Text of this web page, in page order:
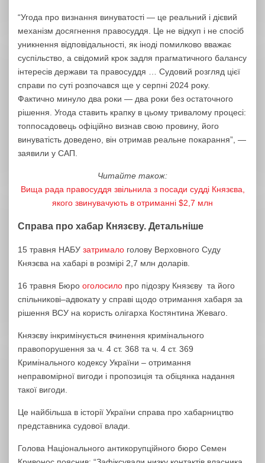
“Угода про визнання винуватості — це реальний і дієвий
механізм досягнення правосуддя. Це не відкуп і не спосіб
уникнення відповідальності, як іноді помилково вважає
суспільство, а свідомий крок задля прагматичного балансу
інтересів держави та правосуддя … Судовий розгляд цієї
справи по суті розпочався ще у серпні 2024 року.
Фактично минуло два роки — два роки без остаточного
рішення. Угода ставить крапку в цьому тривалому процесі:
топпосадовець офіційно визнав свою провину, його
винуватість доведено, він отримав реальне покарання”, —
заявили у САП.
Читайте також:
Вища рада правосуддя звільнила з посади судді Князєва,
якого звинувачують в отриманні $2,7 млн
Справа про хабар Князєву. Детальніше
15 травня НАБУ затримало голову Верховного Суду
Князєва на хабарі в розмірі 2,7 млн доларів.
16 травня Бюро оголосило про підозру Князєву та його
спільникові–адвокату у справі щодо отримання хабаря за
рішення ВСУ на користь олігарха Костянтина Жеваго.
Князєву інкримінується вчинення кримінального
правопорушення за ч. 4 ст. 368 та ч. 4 ст. 369
Кримінального кодексу України – отримання
неправомірної вигоди і пропозиція та обіцянка надання
такої вигоди.
Це найбільша в історії України справа про хабарництво
представника судової влади.
Голова Національного антикорупційного бюро Семен